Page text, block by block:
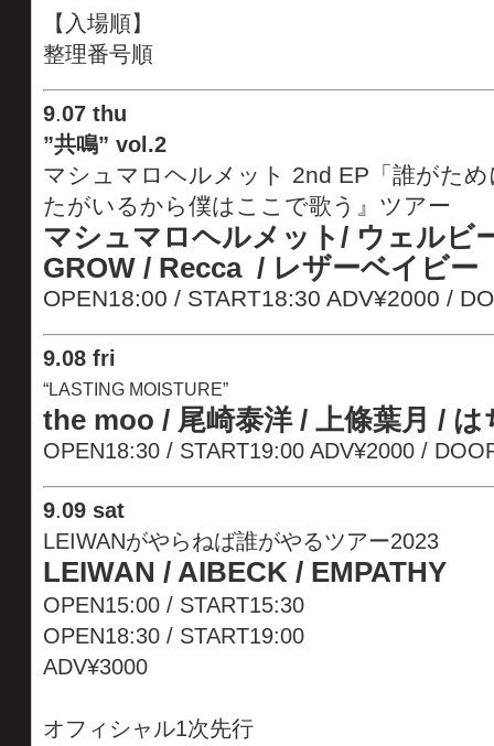
【入場順】
整理番号順
9.07 thu
”共鳴” vol.2
マシュマロヘルメット 2nd EP「誰がた
たがいるから僕はここで歌う』ツアー
マシュマロヘルメット/ ウェルビ
GROW / Recca / レザーベイビー
OPEN18:00 / START18:30 ADV¥2000 /
9.08 fri
“LASTING MOISTURE”
the moo / 尾崎泰洋 / 上條葉月 / は
OPEN18:30 / START19:00 ADV¥2000 /
9.09 sat
LEIWANがやらねば誰がやるツアー2023
LEIWAN / AIBECK / EMPATHY
OPEN15:00 / START15:30
OPEN18:30 / START19:00
ADV¥3000
オフィシャル1次先行